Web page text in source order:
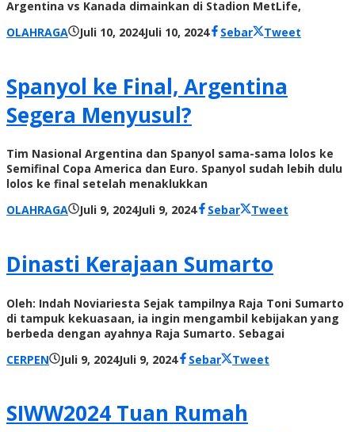
Argentina vs Kanada dimainkan di Stadion MetLife,
OLAHRAGA
Juli 10, 2024Juli 10, 2024olehSebar Tweet
Spanyol ke Final, Argentina
Segera Menyusul?
Tim Nasional Argentina dan Spanyol sama-sama lolos ke
Semifinal Copa America dan Euro. Spanyol sudah lebih dulu
lolos ke final setelah menaklukkan
OLAHRAGA
Juli 9, 2024Juli 9, 2024olehSebar Tweet
Dinasti Kerajaan Sumarto
Oleh: Indah Noviariesta Sejak tampilnya Raja Toni Sumarto
di tampuk kekuasaan, ia ingin mengambil kebijakan yang
berbeda dengan ayahnya Raja Sumarto. Sebagai
CERPEN
Juli 9, 2024Juli 9, 2024olehSebar Tweet
SIWW2024 Tuan Rumah